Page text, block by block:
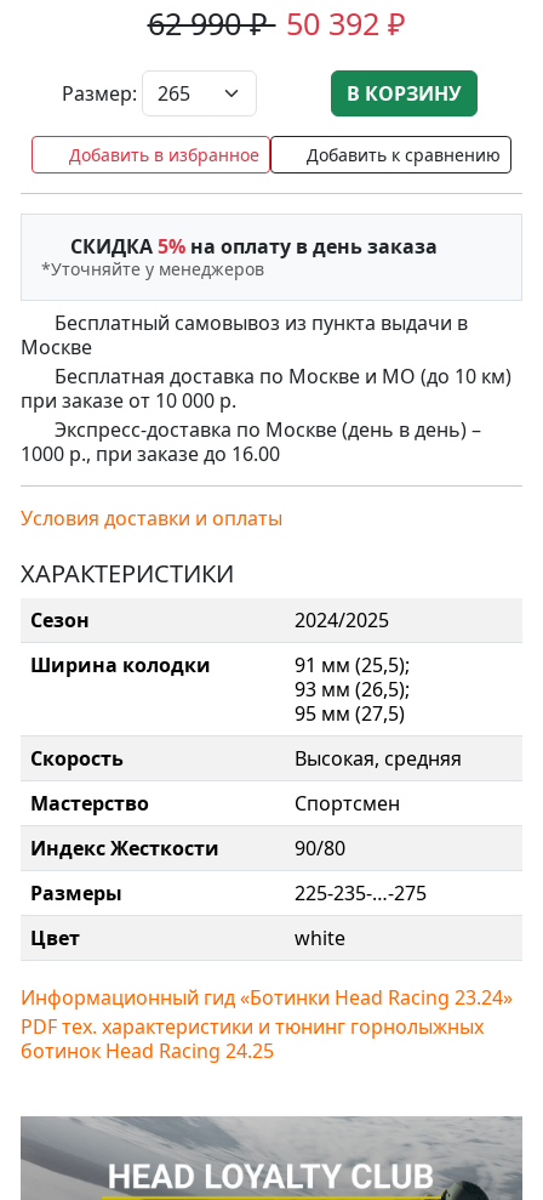
62 990 ₽ 50 392 ₽
Размер: В КОРЗИНУ
Добавить в избранное Добавить к сравнению
СКИДКА5% на оплату в день заказа
*Уточняйте у менеджеров
Бесплатный самовывоз из пункта выдачи в
Москве
Бесплатная доставка по Москве и МО (до 10 км)
при заказе от 10 000 р.
Экспресс-доставка по Москве (день в день) –
1000 р., при заказе до 16.00
Условия доставки и оплаты
ХАРАКТЕРИСТИКИ
Сезон
2024/2025
Ширина колодки
91 мм (25,5);
93 мм (26,5);
95 мм (27,5)
Скорость
Высокая, средняя
Мастерство
Спортсмен
Индекс Жесткости
90/80
Размеры
225-235-…-275
Цвет
white
Информационный гид «Ботинки Head Racing 23.24»
PDF тех. характеристики и тюнинг горнолыжных
ботинок Head Racing 24.25